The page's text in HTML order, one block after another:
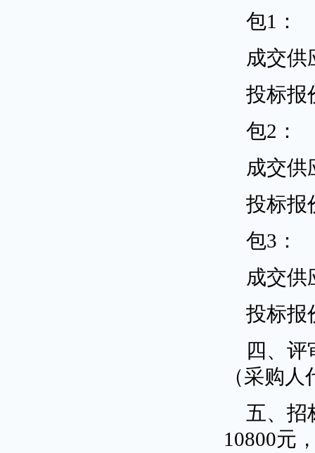
包1：
成交
投标报
包2：
成交供
投标报
包3：
成交
投标报
四、评
（采购人
五、招
10800元